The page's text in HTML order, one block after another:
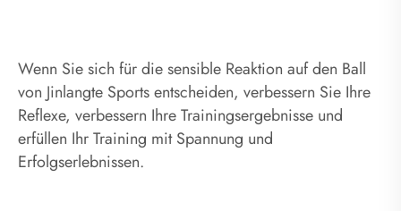
Wenn Sie sich für die sensible Reaktion auf den Ball
von Jinlangte Sports entscheiden, verbessern Sie Ihre
Reflexe, verbessern Ihre Trainingsergebnisse und
erfüllen Ihr Training mit Spannung und
Erfolgserlebnissen.